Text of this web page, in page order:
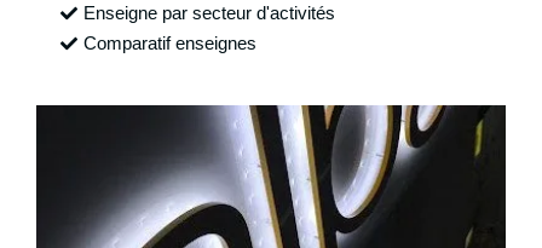
Enseigne par secteur d'activités
Comparatif enseignes